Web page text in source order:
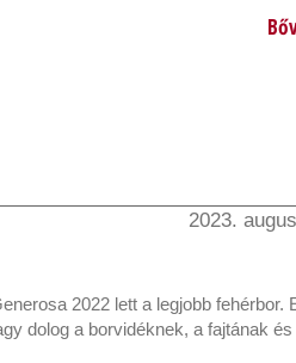
2023.
2022 lett a legjobb fehérbor.
dolog a borvidéknek, a fajtának és